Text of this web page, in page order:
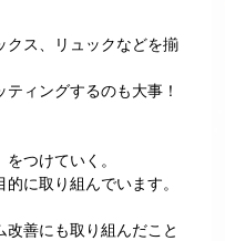
クス、リュックなどを揃
ティングするのも大事！
つけていく。
に取り組んでいます。
改善にも取り組んだこと